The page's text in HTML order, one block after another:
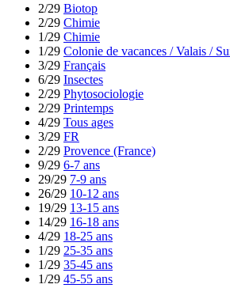
2/29 Biotop
2/29 Chimie
1/29 Chimie
1/29 Colonie de vacances / Valais /
3/29 Français
6/29 Insectes
2/29 Phytosociologie
2/29 Printemps
4/29 Tous ages
3/29 FR
2/29 Provence (France)
9/29 6-7 ans
29/29 7-9 ans
26/29 10-12 ans
19/29 13-15 ans
14/29 16-18 ans
4/29 18-25 ans
1/29 25-35 ans
1/29 35-45 ans
1/29 45-55 ans